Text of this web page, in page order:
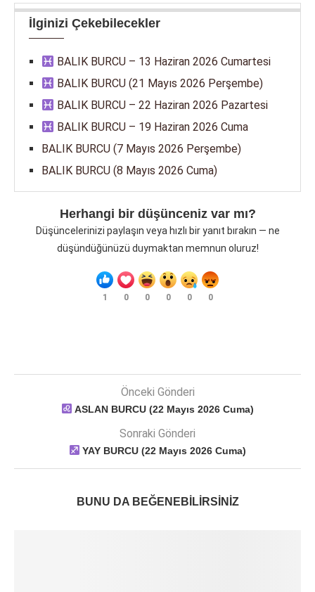
İlginizi Çekebilecekler
BALIK BURCU – 13 Haziran 2026 Cumartesi
BALIK BURCU (21 Mayıs 2026 Perşembe)
BALIK BURCU – 22 Haziran 2026 Pazartesi
BALIK BURCU – 19 Haziran 2026 Cuma
BALIK BURCU (7 Mayıs 2026 Perşembe)
BALIK BURCU (8 Mayıs 2026 Cuma)
Herhangi bir düşünceniz var mı?
Düşüncelerinizi paylaşın veya hızlı bir yanıt bırakın — ne
düşündüğünüzü duymaktan memnun oluruz!
1 0 0 0 0 0
Önceki Gönderi
ASLAN BURCU (22 Mayıs 2026 Cuma)
Sonraki Gönderi
YAY BURCU (22 Mayıs 2026 Cuma)
BUNU DA BEĞENEBILIRSINIZ